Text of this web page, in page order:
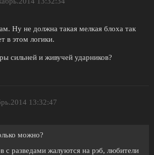
Ну не должна такая мелкая блоха так
в этом логики.
сильней и живучей ударников?
13:32:47
можно?
с разведами жалуются на рэб, любители